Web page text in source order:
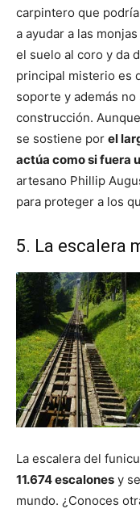
carpintero que
a ayudar a las
el suelo al coro y da
principal misterio es
soporte y además
construcción.
se sostiene por el
actúa como si fuera
artesano Phillip
para proteger a los
5. La escalera
La escalera del
11.674 escalones y
mundo. ¿Conoces